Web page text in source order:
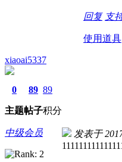
回复 支
使用道具
xiaoai5337
0
主题
89
帖子
89
积分
中级会员 发表于